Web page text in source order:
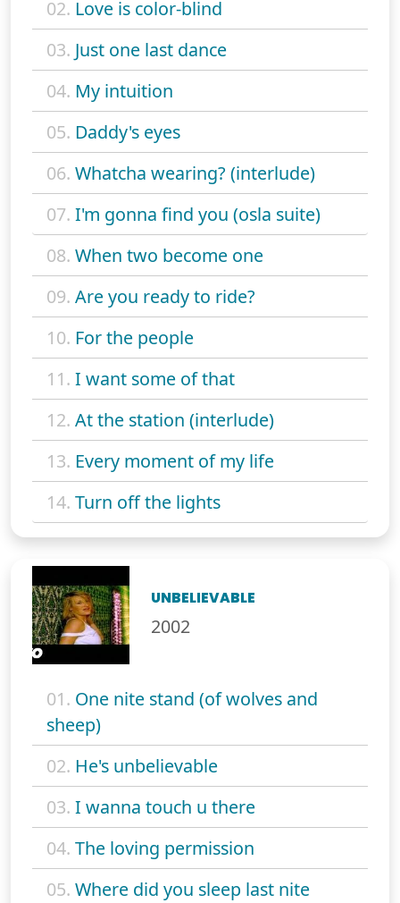
02. Love is color-blind
03. Just one last dance
04. My intuition
05. Daddy's eyes
06. Whatcha wearing? (interlude)
07. I'm gonna find you (osla suite)
08. When two become one
09. Are you ready to ride?
10. For the people
11. I want some of that
12. At the station (interlude)
13. Every moment of my life
14. Turn off the lights
UNBELIEVABLE
2002
01. One nite stand (of wolves and
sheep)
02. He's unbelievable
03. I wanna touch u there
04. The loving permission
05. Where did you sleep last nite